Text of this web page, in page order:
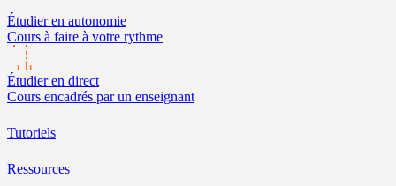
Étudier en autonomie
Cours à faire à votre rythme
Étudier en direct
Cours encadrés par un enseignant
Tutoriels
Ressources